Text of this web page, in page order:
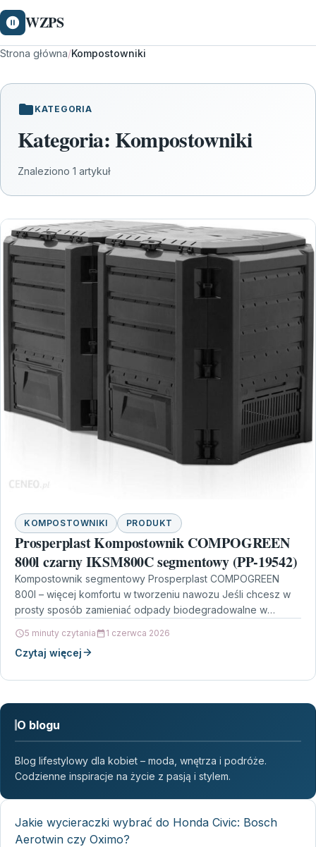
WZPS
Strona główna/Kompostowniki
KATEGORIA
Kategoria: Kompostowniki
Znaleziono 1 artykuł
KOMPOSTOWNIKI PRODUKT
Prosperplast Kompostownik COMPOGREEN
800l czarny IKSM800C segmentowy (PP-19542)
Kompostownik segmentowy Prosperplast COMPOGREEN
800l – więcej komfortu w tworzeniu nawozu Jeśli chcesz w
prosty sposób zamieniać odpady biodegradowalne w
5 minuty czytania 1 czerwca 2026
Czytaj więcej
O blogu
Blog lifestylowy dla kobiet – moda, wnętrza i podróże.
Codzienne inspiracje na życie z pasją i stylem.
Jakie wycieraczki wybrać do Honda Civic: Bosch
Aerotwin czy Oximo?